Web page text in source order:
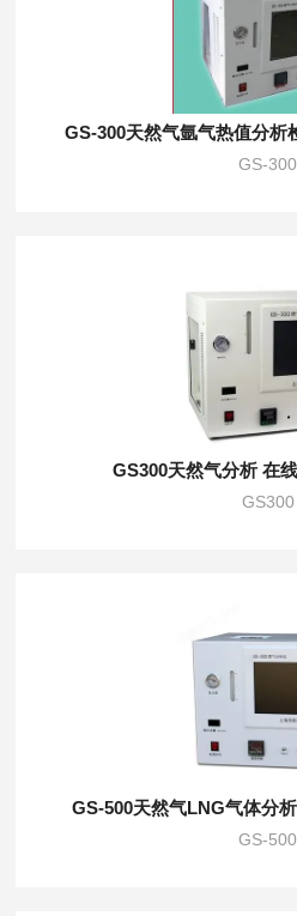
GS-300天然气氩气热值分析
GS-300
GS300天然气分析 在
GS300
GS-500天然气LNG气体分
GS-500